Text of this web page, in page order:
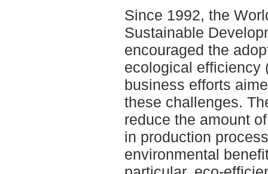
Since 1992, the
Sustainable
encouraged the
ecological efficiency
business efforts
these challenges.
reduce the amount
in production
environmental